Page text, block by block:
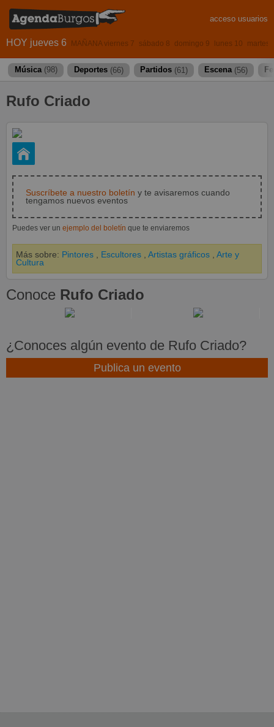
acceso usuarios
HOY jueves 6 MAÑANA viernes 7 sábado 8 domingo 9 lunes 10 martes
Música (98) Deportes (66) Partidos (61) Escena (56)
Rufo Criado
Suscríbete a nuestro boletín y te avisaremos cuando
tengamos nuevos eventos
Puedes ver un ejemplo del boletín que te enviaremos
Más sobre: Pintores , Escultores , Artistas gráficos , Arte y
Cultura
Conoce Rufo Criado
¿Conoces algún evento de Rufo Criado?
Publica un evento